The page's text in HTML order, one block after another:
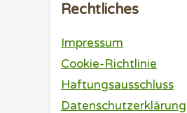
Rechtliches
Impressum
Cookie-Richtlinie
Haftungsausschluss
Datenschutzerklärung